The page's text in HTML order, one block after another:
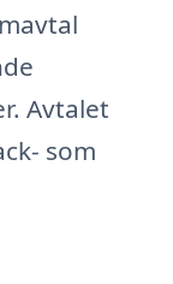
Avtalet
som